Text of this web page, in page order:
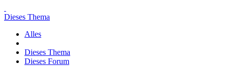
Dieses Thema
Alles
Dieses Thema
Dieses Forum